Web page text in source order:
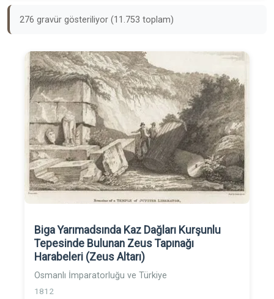
276 gravür gösteriliyor (11.753 toplam)
Biga Yarımadsında Kaz Dağları Kurşunlu
Tepesinde Bulunan Zeus Tapınağı
Harabeleri (Zeus Altarı)
Osmanlı İmparatorluğu ve Türkiye
1812